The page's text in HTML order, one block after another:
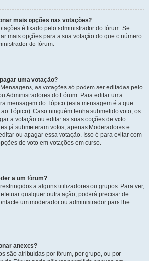
mais opções nas votações?
é fixado pelo administrador do fórum. Se
mais opções para a sua votação do que o número
do fórum.
uma votação?
as votações só podem ser editadas pelo
Administradores do Fórum. Para editar uma
mensagem do Tópico (esta mensagem é a que
Tópico). Caso ninguém tenha submetido voto, os
a votação ou editar as suas opções de voto.
já submeteram votos, apenas Moderadores e
ou apagar essa votação. Isso é para evitar com
de voto em votações em curso.
a um fórum?
a alguns utilizadores ou grupos. Para ver,
qualquer outra ação, poderá precisar de
um moderador ou administrador para lhe
anexos?
são atribuídas por fórum, por grupo, ou por